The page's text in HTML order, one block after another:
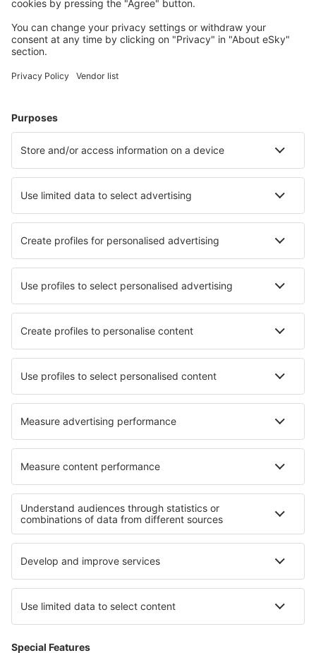
Wählen Sie aus über 1,3 Millionen Unterkünften: Hotels,
Hütten, Apartments und andere.
Hotels in den Niederlanden - Beliebte Städte
Hotels in Egmond aan Zee Hotels in Callantsoog
Hotels in Hague Hotels in Hulshorst
Hotels in Hoogersmilde Hotels in Uitgeest
Hotels in Meursanges Hotels in Tarrafal
Hotels in El Jadida Hotels in Cornegliano Laudense
Hotels in Museros Hotels in Kotmale Hotels in Aprica
Hotels in Harvey
Die besten Hotels - Regionen
Hotels in den Niederlanden Hotels auf Westküste Sri Lanka
Hotels in Tortuguero National Park
Hotels in Bad Kleinkirchheim Hotels in Bukowina